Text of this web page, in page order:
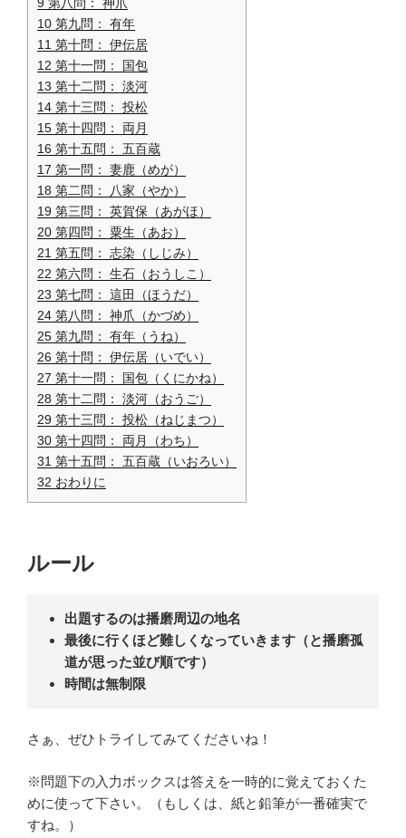
10 第九問： 有年
11 第十問： 伊伝居
12 第十一問： 国包
13 第十二問： 淡河
14 第十三問： 投松
15 第十四問： 両月
16 第十五問： 五百蔵
17 第一問： 妻鹿（めが）
18 第二問： 八家（やか）
19 第三問： 英賀保（あがほ）
20 第四問： 粟生（あお）
21 第五問： 志染（しじみ）
22 第六問： 生石（おうしこ）
23 第七問： 這田（ほうだ）
24 第八問： 神爪（かづめ）
25 第九問： 有年（うね）
26 第十問： 伊伝居（いでい）
27 第十一問： 国包（くにかね）
28 第十二問： 淡河（おうご）
29 第十三問： 投松（ねじまつ）
30 第十四問： 両月（わち）
31 第十五問： 五百蔵（いおろい）
32 おわりに
ルール
出題するのは播磨周辺の地名
最後に行くほど難しくなっていきます（と播磨孤
道が思った並び順です）
時間は無制限
さぁ、ぜひトライしてみてくださいね！
※問題下の入力ボックスは答えを一時的に覚えておくた
めに使って下さい。（もしくは、紙と鉛筆が一番確実で
すね。）